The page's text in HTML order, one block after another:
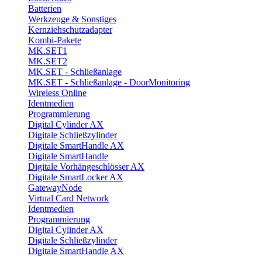
Batterien
Werkzeuge & Sonstiges
Kernziehschutzadapter
Kombi-Pakete
MK.SET1
MK.SET2
MK.SET - Schließanlage
MK.SET - Schließanlage - DoorMonitoring
Wireless Online
Identmedien
Programmierung
Digital Cylinder AX
Digitale Schließzylinder
Digitale SmartHandle AX
Digitale SmartHandle
Digitale Vorhängeschlösser AX
Digitale SmartLocker AX
GatewayNode
Virtual Card Network
Identmedien
Programmierung
Digital Cylinder AX
Digitale Schließzylinder
Digitale SmartHandle AX